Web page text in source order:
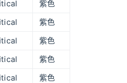
紫色
紫色
紫色
紫色
紫色